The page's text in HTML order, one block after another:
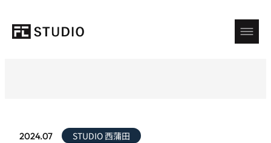
2024.07 STUDIO 西蒲田